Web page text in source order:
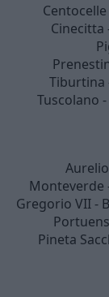
Cinecitta
Tiburtina
Tuscolano
Monteverde
Gregorio VII -
Pineta